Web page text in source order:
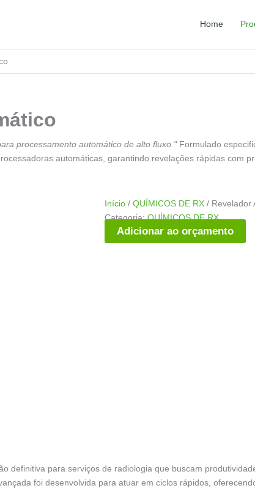
Home
processamento automático de alto fluxo."Formulado
automáticas, garantindo revelações rápidas com
Início/ QUÍMICOS DE RX/ Revelador
Categoria:QUÍMICOS DE RX
Adicionar ao orçamento
definitiva para serviços de radiologia que buscam
foi desenvolvida para atuar em ciclos rápidos,